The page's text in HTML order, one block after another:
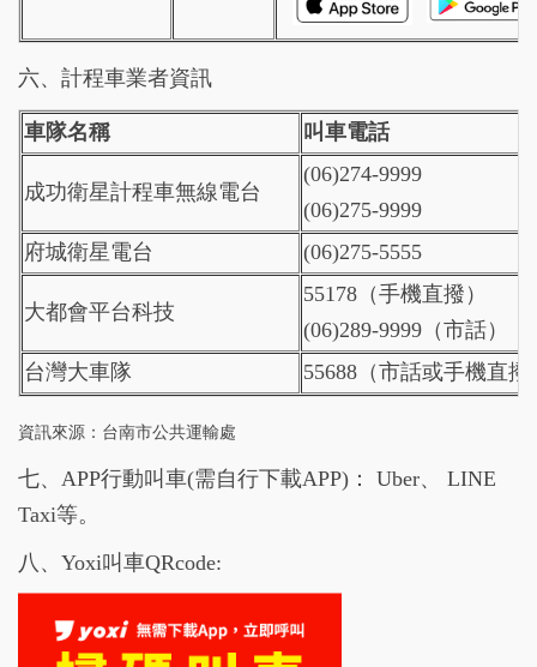
六、計程車業者資訊
車隊名稱 叫車電話
成功衛星計程車無線電台
(06)274-9999
(06)275-9999
府城衛星電台
(06)275-5555
大都會平台科技
55178（手機直撥）
(06)289-9999（市話）
台灣大車隊
55688（市話或手機直撥
資訊來源：台南市公共運輸處
七、APP行動叫車(需自行下載APP)： Uber、 LINE
Taxi等。
八、Yoxi叫車QRcode: